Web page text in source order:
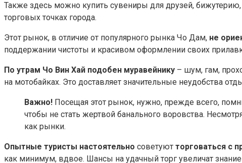
Также здесь можно купить сувениры для друзей,
торговых точках города.
Этот рынок, в отличие от популярного рынка Чо Дам, не
поддержании чистоты и красивом оформлении своих
По утрам Чо Вин Хай подобен муравейнику – шум, гам,
на мотобайках. Это доставляет значительные неудобства
Важно! Посещая этот рынок, нужно, прежде всего,
чтобы не стать жертвой банального воровства.
как рынки.
Опытные туристы настоятельно советуют торговаться с
как минимум, вдвое. Шансы на удачный торг увеличат